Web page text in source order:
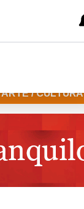
ARTE / CULTURA